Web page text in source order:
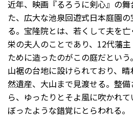
近年、映画『るろうに剣心』の
た、広大な池泉回遊式日本庭園
る。宝隆院とは、若くして夫を
栄の夫人のことであり、12代藩
ために造ったのがこの庭だという
山裾の台地に設けられており、
然遺産、大山まで見渡せる。整
ら、ゆったりとそよ風に吹かれ
ぼったような錯覚にとらわれる。